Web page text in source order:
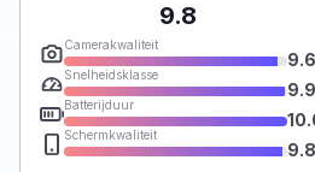
9.8
Camerakwaliteit
9.6
Snelheidsklasse
9.9
Batterijduur
Schermkwaliteit
9.8